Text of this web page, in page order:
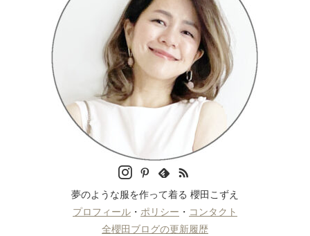
夢のような服を作って着る 櫻田こずえ
プロフィール ・ ポリシー ・ コンタクト
全櫻田ブログの更新履歴